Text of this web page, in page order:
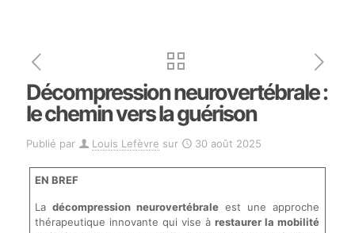
Décompression neurovertébrale :
le chemin vers la guérison
Publié par Louis Lefèvre sur 30 août 2025
EN BREF
Ladécompression neurovertébrale est une approche
thérapeutique innovante qui vise àrestaurer la mobilité